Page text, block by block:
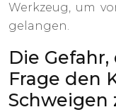
Werkzeug, um
gelangen.
Die
Frage den
Schweigen